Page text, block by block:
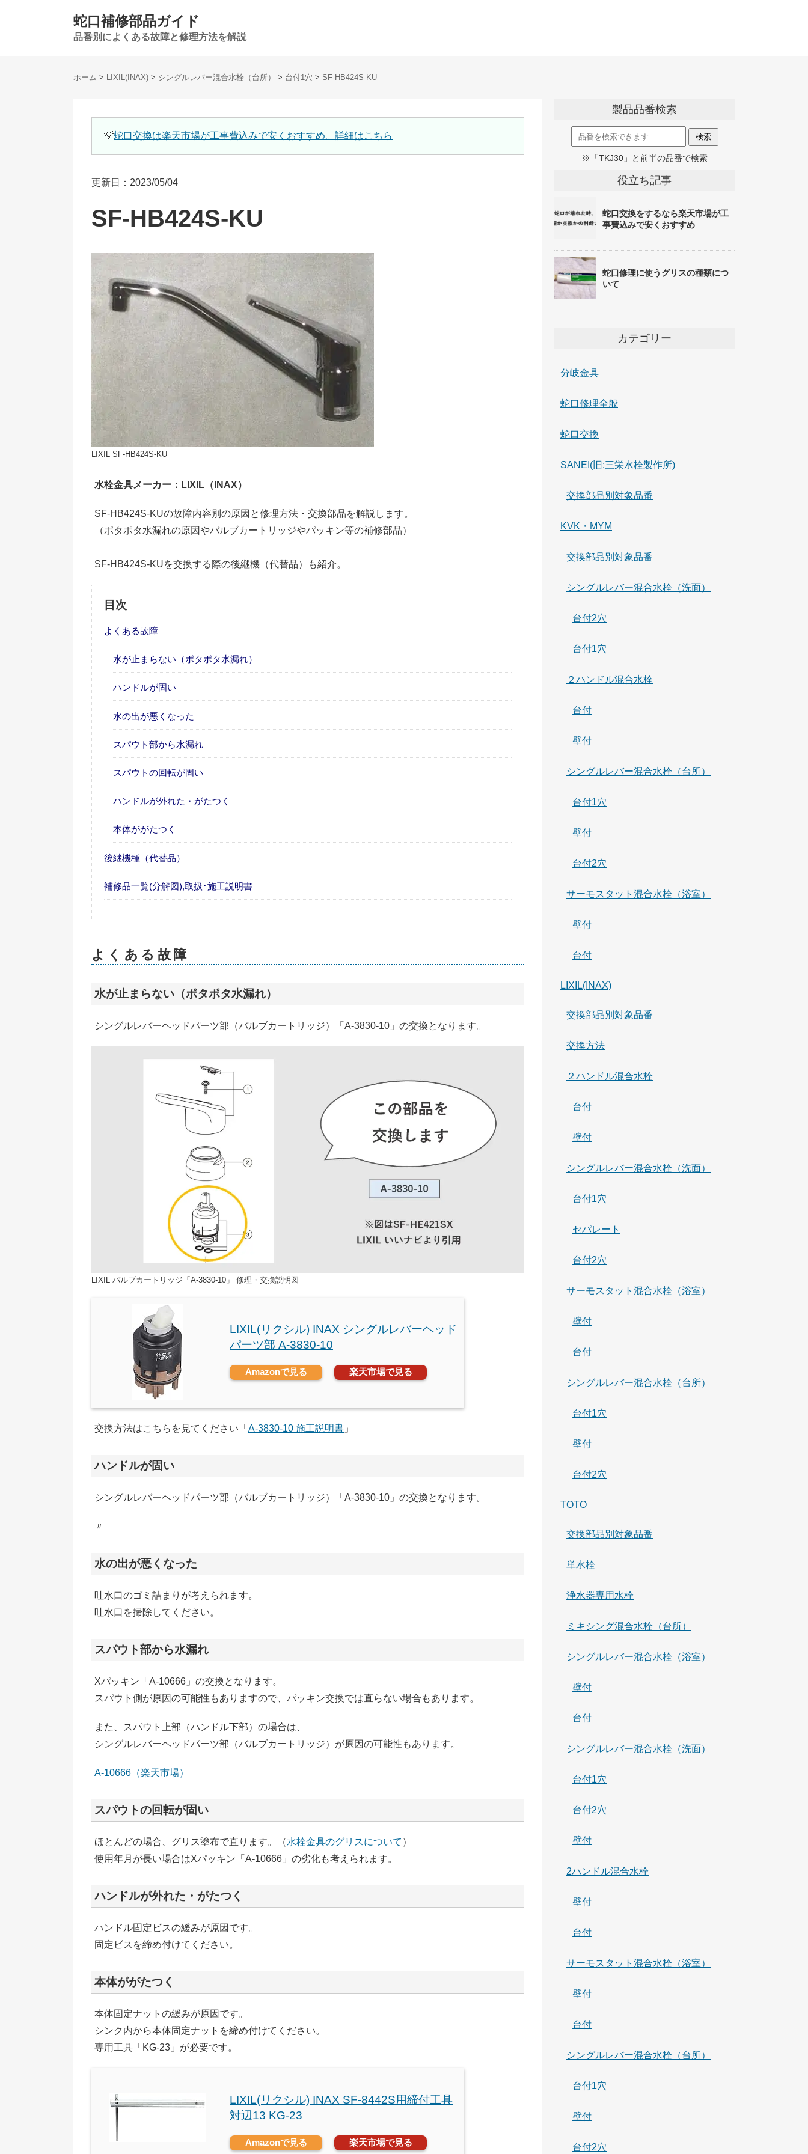
蛇口補修部品ガイド
品番別によくある故障と修理方法を解説
ホーム > LIXIL(INAX) > シングルレバー混合水栓（台所） > 台付1穴 > SF-HB424S-KU
💡蛇口交換は楽天市場が工事費込みで安くおすすめ。詳細はこちら
更新日：2023/05/04
SF-HB424S-KU
LIXIL SF-HB424S-KU
水栓金具メーカー：LIXIL（INAX）
SF-HB424S-KUの故障内容別の原因と修理方法・交換部品を解説します。
（ポタポタ水漏れの原因やバルブカートリッジやパッキン等の補修部品）
SF-HB424S-KUを交換する際の後継機（代替品）も紹介。
目次
よくある故障
水が止まらない（ポタポタ水漏れ）
ハンドルが固い
水の出が悪くなった
スパウト部から水漏れ
スパウトの回転が固い
ハンドルが外れた・がたつく
本体ががたつく
後継機種（代替品）
補修品一覧(分解図),取扱･施工説明書
よくある故障
水が止まらない（ポタポタ水漏れ）
シングルレバーヘッドパーツ部（バルブカートリッジ）「A-3830-10」の交換となります。
LIXIL バルブカートリッジ「A-3830-10」 修理・交換説明図
LIXIL(リクシル) INAX シングルレバーヘッド
パーツ部 A-3830-10
Amazonで見る 楽天市場で見る
交換方法はこちらを見てください「 A-3830-10 施工説明書 」
ハンドルが固い
シングルレバーヘッドパーツ部（バルブカートリッジ）「A-3830-10」の交換となります。
〃
水の出が悪くなった
吐水口のゴミ詰まりが考えられます。
吐水口を掃除してください。
スパウト部から水漏れ
Xパッキン「A-10666」の交換となります。
スパウト側が原因の可能性もありますので、パッキン交換では直らない場合もあります。
また、スパウト上部（ハンドル下部）の場合は、
シングルレバーヘッドパーツ部（バルブカートリッジ）が原因の可能性もあります。
A-10666（楽天市場）
スパウトの回転が固い
ほとんどの場合、グリス塗布で直ります。（水栓金具のグリスについて ）
使用年月が長い場合はXパッキン「A-10666」の劣化も考えられます。
ハンドルが外れた・がたつく
ハンドル固定ビスの緩みが原因です。
固定ビスを締め付けてください。
本体ががたつく
本体固定ナットの緩みが原因です。
シンク内から本体固定ナットを締め付けてください。
専用工具「KG-23」が必要です。
LIXIL(リクシル) INAX SF-8442S用締付工具
対辺13 KG-23
Amazonで見る 楽天市場で見る
製品品番検索
※「TKJ30」と前半の品番で検索
役立ち記事
蛇口交換をするなら楽天市場が工
事費込みで安くおすすめ
蛇口修理に使うグリスの種類につ
いて
カテゴリー
分岐金具
蛇口修理全般
蛇口交換
SANEI(旧:三栄水栓製作所)
交換部品別対象品番
KVK・MYM
交換部品別対象品番
シングルレバー混合水栓（洗面）
台付2穴
台付1穴
２ハンドル混合水栓
台付
壁付
シングルレバー混合水栓（台所）
台付1穴
壁付
台付2穴
サーモスタット混合水栓（浴室）
壁付
台付
LIXIL(INAX)
交換部品別対象品番
交換方法
２ハンドル混合水栓
台付
壁付
シングルレバー混合水栓（洗面）
台付1穴
セパレート
台付2穴
サーモスタット混合水栓（浴室）
壁付
台付
シングルレバー混合水栓（台所）
台付1穴
壁付
台付2穴
TOTO
交換部品別対象品番
単水栓
浄水器専用水栓
ミキシング混合水栓（台所）
シングルレバー混合水栓（浴室）
壁付
台付
シングルレバー混合水栓（洗面）
台付1穴
台付2穴
壁付
2ハンドル混合水栓
壁付
台付
サーモスタット混合水栓（浴室）
壁付
台付
シングルレバー混合水栓（台所）
台付1穴
壁付
台付2穴